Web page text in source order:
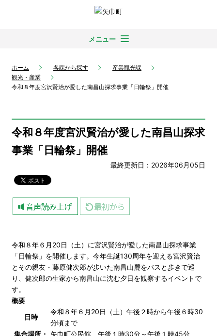
メニュー
ホーム 各課から探す
産業観光課
観光・産業
令和８年度宮沢賢治が愛した南昌山探求事業「日輪祭」開催
令和８年度宮沢賢治が愛した南昌山探求
事業「日輪祭」開催
最終更新日：2026年06月05日
令和８年６月20日（土）に宮沢賢治が愛した南昌山探求事業
「日輪祭」を開催します。今年生誕130周年を迎える宮沢賢治
とその親友・藤原健次郎が歩いた南昌山麓をバスと歩きで巡
り、健次郎の生家から南昌山に沈む夕日を観察するイベントで
す。
概要
日時
令和８年６月20日（土）午後２時から午後６時30
分頃まで
集合場所・
矢巾町公民館 午後１時30分～午後１時45分